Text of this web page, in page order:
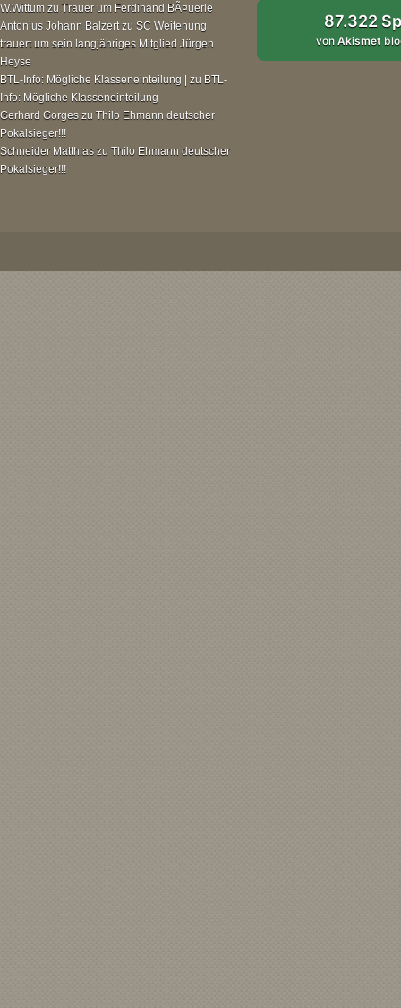
W.Wittum zu Trauer um Ferdinand BÃ¤uerle
Antonius Johann Balzertzu SC Weitenung
trauert um sein langjähriges Mitglied Jürgen
Heyse
BTL-Info: Mögliche Klasseneinteilung | zu BTL-
Info: Mögliche Klasseneinteilung
Gerhard Gorges zu Thilo Ehmann deutscher
Pokalsieger!!!
Schneider Matthias zu Thilo Ehmann deutscher
Pokalsieger!!!
87.322
vonAkismet